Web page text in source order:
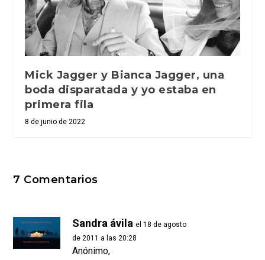
Mick Jagger y Bianca Jagger, una
boda disparatada y yo estaba en
primera fila
8 de junio de 2022
7 Comentarios
Sandra ávila el 18 de agosto
de 2011 a las 20:28
Anónimo,